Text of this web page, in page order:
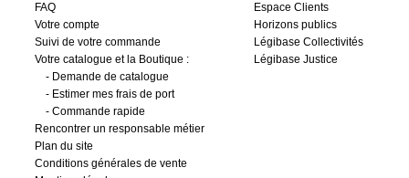
FAQ
Votre compte
Suivi de votre commande
Votre catalogue et la Boutique :
- Demande de catalogue
- Estimer mes frais de port
- Commande rapide
Rencontrer un responsable métier
Plan du site
Conditions générales de vente
Espace Clients
Horizons publics
Légibase Collectivités
Légibase Justice